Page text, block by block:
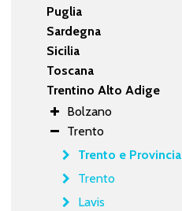
Puglia
Sardegna
Sicilia
Toscana
Trentino Alto Adige
Bolzano
Trento
Trento e Provincia
Trento
Lavis